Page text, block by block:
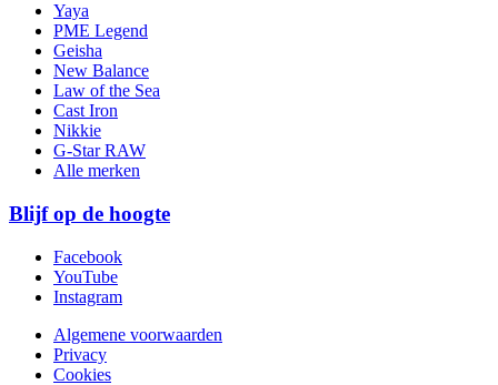
Yaya
PME Legend
Geisha
New Balance
Law of the Sea
Cast Iron
Nikkie
G-Star RAW
Alle merken
Blijf op de hoogte
Facebook
YouTube
Instagram
Algemene voorwaarden
Privacy
Cookies